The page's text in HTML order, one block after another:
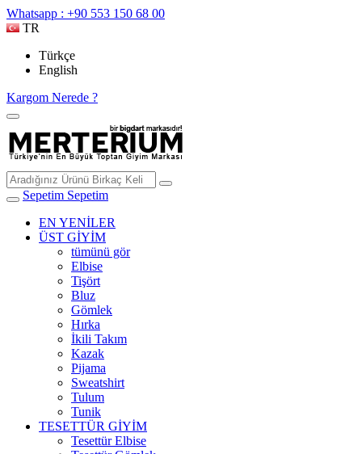
Whatsapp : +90 553 150 68 00
TR
Türkçe
English
Kargom Nerede ?
Sepetim Sepetim
EN YENİLER
ÜST GİYİM
tümünü gör
Elbise
Tişört
Bluz
Gömlek
Hırka
İkili Takım
Kazak
Pijama
Sweatshirt
Tulum
Tunik
TESETTÜR GİYİM
Tesettür Elbise